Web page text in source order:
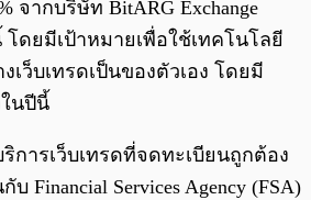
จากบริษัท BitARG Exchange
โดยมีเป้าหมายเพื่อใช้เทคโนโลยี
เว็บเทรดเป็นของตัวเอง โดยมี
นปีนี้
การเว็บเทรดที่จดทะเบียนถูกต้อง
Financial Services Agency (FSA)